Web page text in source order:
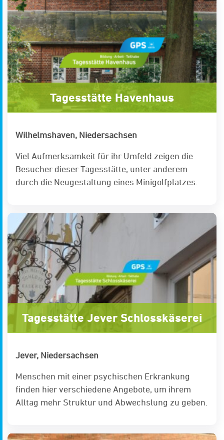
Tagesstätte Havenhaus
Wilhelmshaven, Niedersachsen
Viel Aufmerksamkeit für ihr Umfeld zeigen die
Besucher dieser Tagesstätte, unter anderem
durch die Neugestaltung eines Minigolfplatzes.
Tagesstätte Jever Schlosskäserei
Jever, Niedersachsen
Menschen mit einer psychischen Erkrankung
finden hier verschiedene Angebote, um ihrem
Alltag mehr Struktur und Abwechslung zu geben.